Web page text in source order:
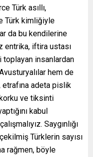
Türk asıllı,
Türk kimliğiyle
da bu kendilerine
entrika, iftira ustası
insanlardan
hem de
etrafına adeta pislik
ve tiksinti
kabul
Saygınlığı
Türklerin sayısı
rağmen, böyle